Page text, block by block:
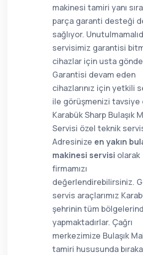
makinesi tamiri yanı sıra
parça garanti desteği
sağlıyor.
servisimiz garantisi
cihazlar için usta
Garantisi devam eden
cihazlarınız için yetkili
ile görüşmenizi tavsiye
Karabük Sharp Bulaşık
Servisi özel teknik
Adresinize en yakın
makinesi servisi olarak
firmamızı
değerlendirebilirsiniz.
servis araçlarımız
şehrinin tüm
yapmaktadırlar. Çağrı
merkezimize Bulaşık
tamiri hususunda